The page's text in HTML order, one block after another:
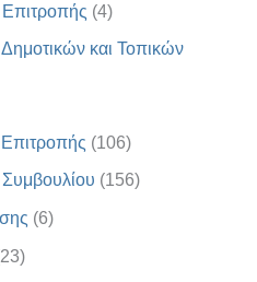
(4)
και Τοπικών
(106)
(156)
(6)